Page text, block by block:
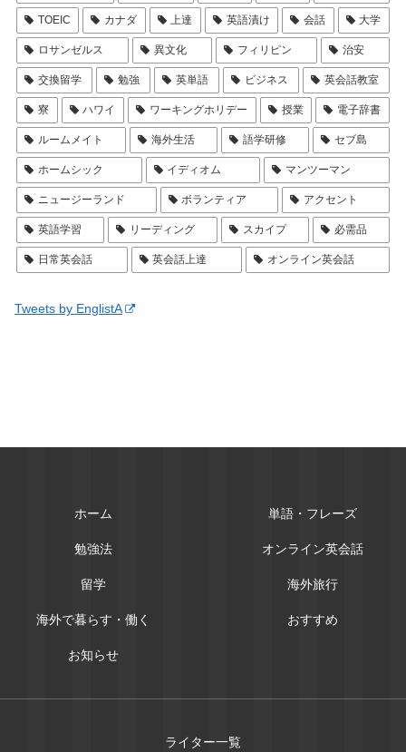
TOEIC カナダ 上達 英語漬け 会話 大学
ロサンゼルス 異文化 フィリピン 治安
交換留学 勉強 英単語 ビジネス 英会話教室
寮 ハワイ ワーキングホリデー 授業 電子辞書
ルームメイト 海外生活 語学研修 セブ島
ホームシック イディオム マンツーマン
ニュージーランド ボランティア アクセント
英語学習 リーディング スカイプ 必需品
日常英会話 英会話上達 オンライン英会話
Tweets by EnglistA
ホーム 単語・フレーズ
勉強法 オンライン英会話
留学 海外旅行
海外で暮らす・働く おすすめ
お知らせ
ライター一覧